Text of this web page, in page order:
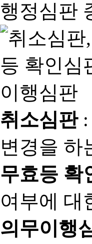
행정심판
취소심판:
변경을 하
무효등 확
여부에 대
의무이행